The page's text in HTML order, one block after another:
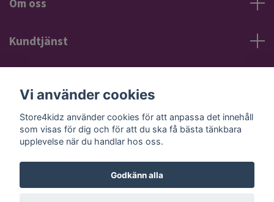
Om oss
Kundtjänst
Sociala medier
Vi använder cookies
Store4kidz använder cookies för att anpassa det innehåll
som visas för dig och för att du ska få bästa tänkbara
upplevelse när du handlar hos oss.
Godkänn alla